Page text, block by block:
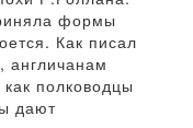
формы
Как писал
англичанам
полководцы
дают